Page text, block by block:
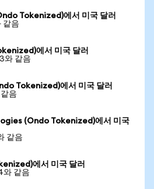
Tokenized)에서 미국 달러
같음
에서 미국 달러
와 같음
Tokenized)에서 미국 달러
음
(Ondo Tokenized)에서 미국
같음
에서 미국 달러
와 같음